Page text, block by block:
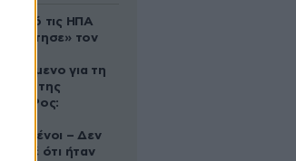
από τις ΗΠΑ
τον
για τη
της
Ρος:
– Δεν
ποτέ ότι ήταν